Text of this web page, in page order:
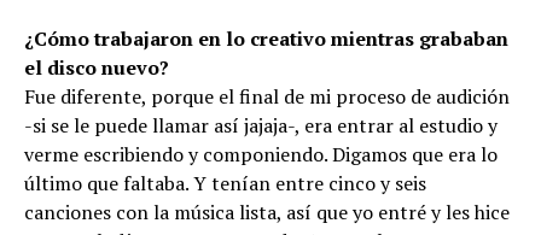
¿Cómo trabajaron en lo creativo mientras grababan
el disco nuevo?
Fue diferente, porque el final de mi proceso de audición
-si se le puede llamar así jajaja-, era entrar al estudio y
verme escribiendo y componiendo. Digamos que era lo
último que faltaba. Y tenían entre cinco y seis
canciones con la música lista, así que yo entré y les hice